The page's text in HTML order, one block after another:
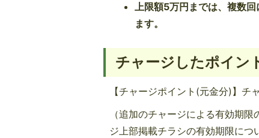
上限額5万円までは、複数
ます。
チャージしたポイン
【チャージポイント(元金分)】チ
（追加のチャージによる有効期
ジ上部掲載チラシの有効期限につ